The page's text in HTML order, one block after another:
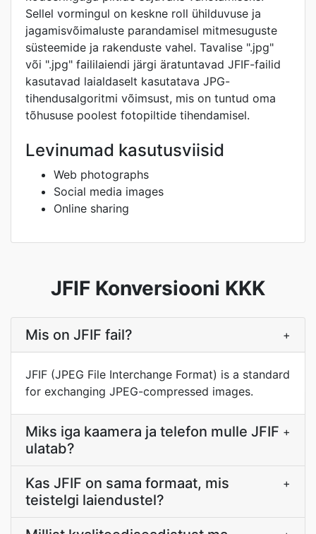
Sellel vormingul on keskne roll ühilduvuse ja
jagamisvõimaluste parandamisel mitmesuguste
süsteemide ja rakenduste vahel. Tavalise ".jpg"
või ".jpg" faililaiendi järgi äratuntavad JFIF-failid
kasutavad laialdaselt kasutatava JPG-
tihendusalgoritmi võimsust, mis on tuntud oma
tõhususe poolest fotopiltide tihendamisel.
Levinumad kasutusviisid
Web photographs
Social media images
Online sharing
JFIF Konversiooni KKK
Mis on JFIF fail? +
JFIF (JPEG File Interchange Format) is a standard
for exchanging JPEG-compressed images.
Miks iga kaamera ja telefon mulle JFIF
ulatab?
+
Kas JFIF on sama formaat, mis
teistelgi laiendustel?
+